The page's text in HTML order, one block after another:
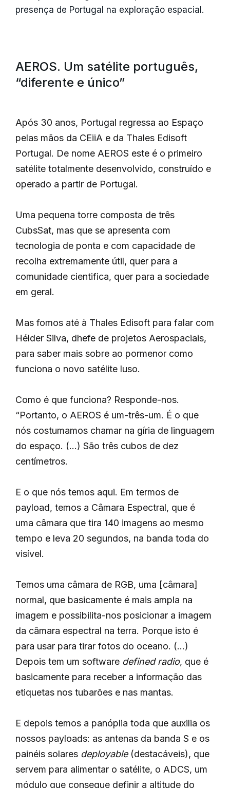
presença de Portugal na exploração espacial.
AEROS. Um satélite português,
“diferente e único”
Após 30 anos, Portugal regressa ao Espaço
pelas mãos da CEiiA e da Thales Edisoft
Portugal. De nome AEROS este é o primeiro
satélite totalmente desenvolvido, construído e
operado a partir de Portugal.
Uma pequena torre composta de três
CubsSat, mas que se apresenta com
tecnologia de ponta e com capacidade de
recolha extremamente útil, quer para a
comunidade cientifica, quer para a sociedade
em geral.
Mas fomos até à Thales Edisoft para falar com
Hélder Silva, dhefe de projetos Aerospaciais,
para saber mais sobre ao pormenor como
funciona o novo satélite luso.
Como é que funciona? Responde-nos.
“Portanto, o AEROS é um-três-um. É o que
nós costumamos chamar na gíria de linguagem
do espaço. (…) São três cubos de dez
centímetros.
E o que nós temos aqui. Em termos de
payload, temos a Câmara Espectral, que é
uma câmara que tira 140 imagens ao mesmo
tempo e leva 20 segundos, na banda toda do
visível.
Temos uma câmara de RGB, uma [câmara]
normal, que basicamente é mais ampla na
imagem e possibilita-nos posicionar a imagem
da câmara espectral na terra. Porque isto é
para usar para tirar fotos do oceano. (…)
Depois tem um software defined radio, que é
basicamente para receber a informação das
etiquetas nos tubarões e nas mantas.
E depois temos a panóplia toda que auxilia os
nossos payloads: as antenas da banda S e os
painéis solares deployable (destacáveis), que
servem para alimentar o satélite, o ADCS, um
módulo que consegue definir a altitude do